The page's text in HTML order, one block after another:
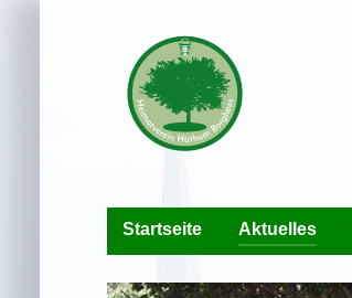
Startseite Aktuelles